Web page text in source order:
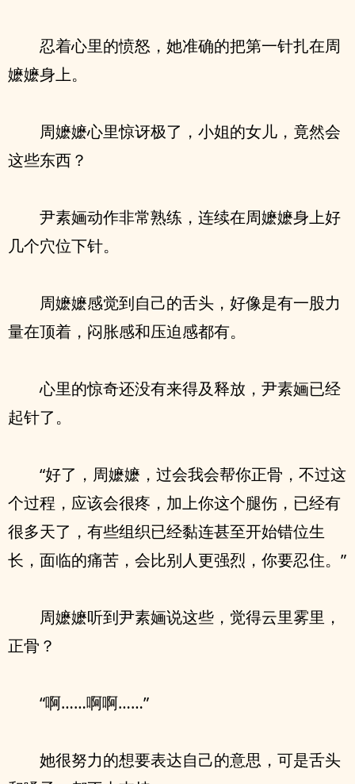
忍着心里的愤怒，她准确的把第一针扎在周
嬷嬷身上。
周嬷嬷心里惊讶极了，小姐的女儿，竟然会
这些东西？
尹素婳动作非常熟练，连续在周嬷嬷身上好
几个穴位下针。
周嬷嬷感觉到自己的舌头，好像是有一股力
量在顶着，闷胀感和压迫感都有。
心里的惊奇还没有来得及释放，尹素婳已经
起针了。
“好了，周嬷嬷，过会我会帮你正骨，不过这
个过程，应该会很疼，加上你这个腿伤，已经有
很多天了，有些组织已经黏连甚至开始错位生
长，面临的痛苦，会比别人更强烈，你要忍住。”
周嬷嬷听到尹素婳说这些，觉得云里雾里，
正骨？
“啊……啊啊……”
她很努力的想要表达自己的意思，可是舌头